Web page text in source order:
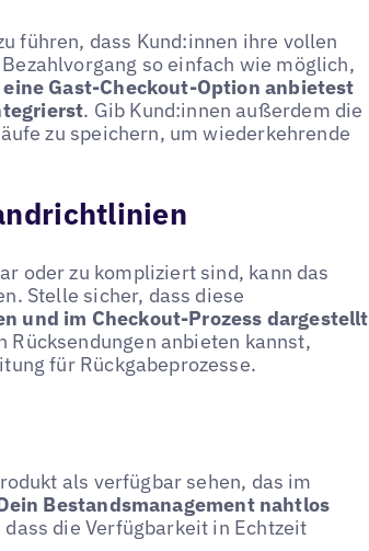
führen, dass Kund:innen ihre vollen
so einfach wie möglich,
Gast-Checkout-Option anbietest
. Gib Kund:innen außerdem die
zu speichern, um wiederkehrende
oder zu kompliziert sind, kann das
Stelle sicher, dass diese
und im Checkout-Prozess dargestellt
Rücksendungen anbieten kannst,
für Rückgabeprozesse.
als verfügbar sehen, das im
Bestandsmanagement nahtlos
die Verfügbarkeit in Echtzeit